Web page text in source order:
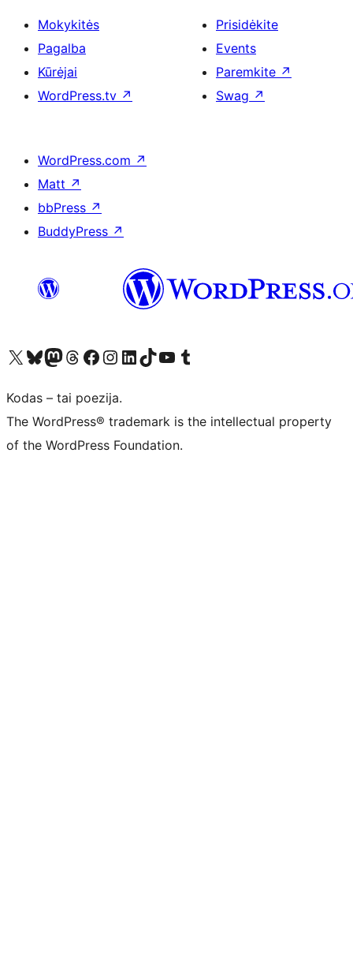
Mokykitės
Pagalba
Kūrėjai
WordPress.tv ↗
Prisidėkite
Events
Paremkite ↗
Swag ↗
WordPress.com ↗
Matt ↗
bbPress ↗
BuddyPress ↗
Visit our X (formerly Twitter) account
Apsilankykite mūsų Bluesky paskyroje
Visit our Mastodon account
Apsilankykite mūsų Threads paskyroje
Visit our Facebook page
Visit our Instagram account
Visit our LinkedIn account
Apsilankykite mūsų TikTok paskyroje
Visit our YouTube channel
Apsilankykite mūsų Tumblr paskyroje
Kodas – tai poezija.
The WordPress® trademark is the intellectual property
of the WordPress Foundation.